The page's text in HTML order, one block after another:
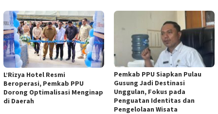
L’Rizya Hotel Resmi
Beroperasi, Pemkab PPU
Dorong Optimalisasi Menginap
di Daerah
Pemkab PPU Siapkan Pulau
Gusung Jadi Destinasi
Unggulan, Fokus pada
Penguatan Identitas dan
Pengelolaan Wisata